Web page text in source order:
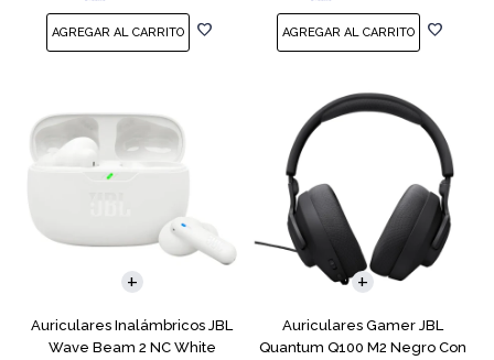
Auriculares Inalámbricos JBL
Wave Beam 2 NC White
Auriculares Gamer JBL
Quantum Q100 M2 Negro Con